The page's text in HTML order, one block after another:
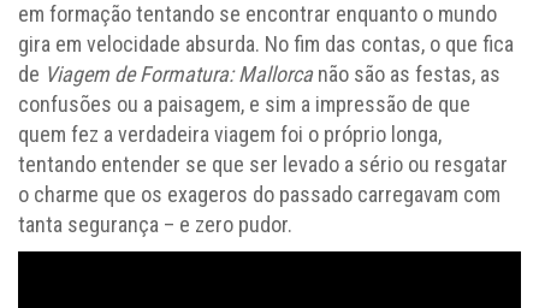
em formação tentando se encontrar enquanto o mundo
gira em velocidade absurda. No fim das contas, o que fica
de Viagem de Formatura: Mallorcanão são as festas, as
confusões ou a paisagem, e sim a impressão de que
quem fez a verdadeira viagem foi o próprio longa,
tentando entender se que ser levado a sério ou resgatar
o charme que os exageros do passado carregavam com
tanta segurança – e zero pudor.